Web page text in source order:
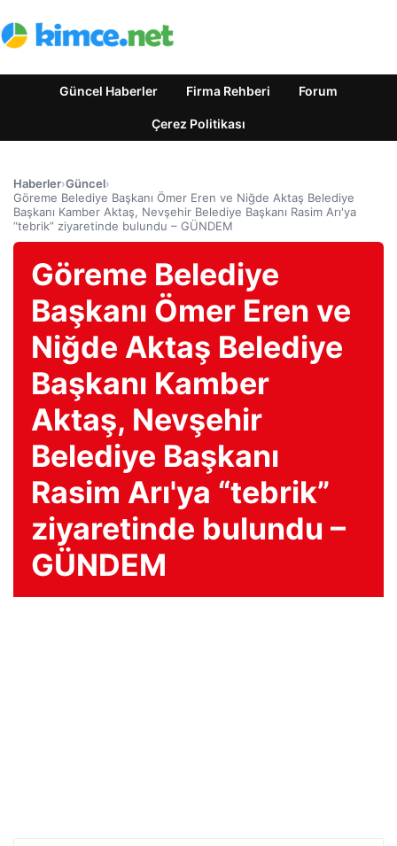
Güncel Haberler Firma Rehberi Forum
Çerez Politikası
Haberler›Güncel›
Göreme Belediye Başkanı Ömer Eren ve Niğde Aktaş Belediye
Başkanı Kamber Aktaş, Nevşehir Belediye Başkanı Rasim Arı'ya
“tebrik” ziyaretinde bulundu – GÜNDEM
Göreme Belediye
Başkanı Ömer Eren ve
Niğde Aktaş Belediye
Başkanı Kamber
Aktaş, Nevşehir
Belediye Başkanı
Rasim Arı'ya “tebrik”
ziyaretinde bulundu –
GÜNDEM